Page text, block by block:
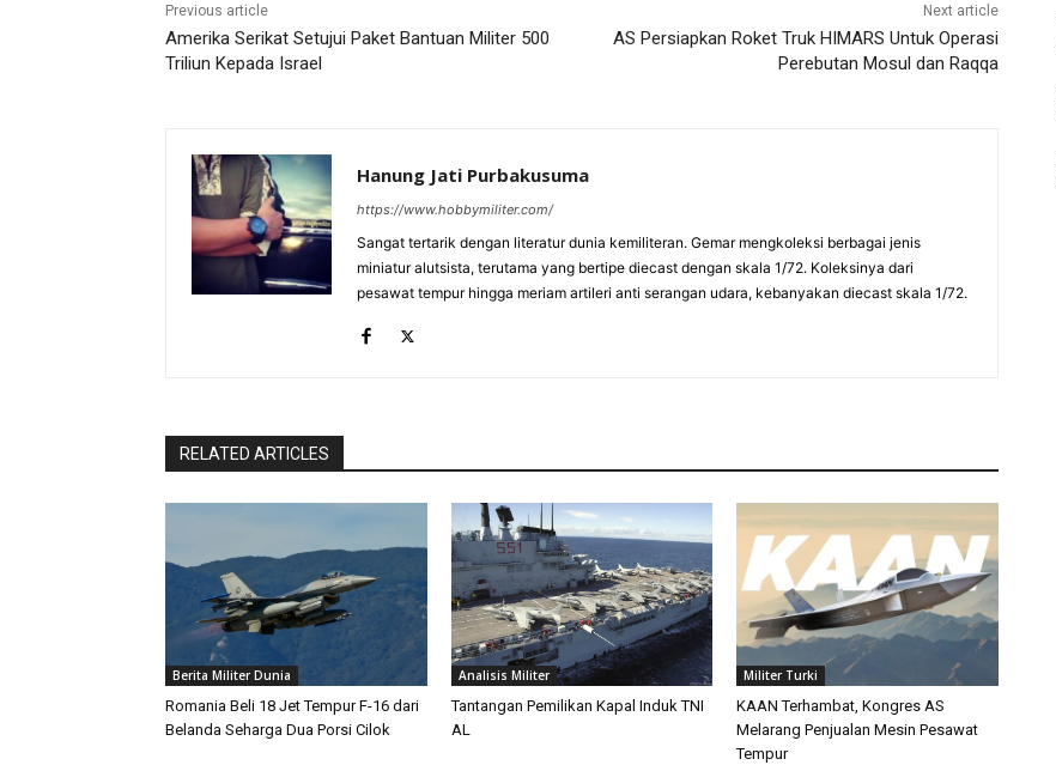
Previous article
Amerika Serikat Setujui Paket Bantuan Militer 500
Triliun Kepada Israel
Next article
AS Persiapkan Roket Truk HIMARS Untuk Operasi
Perebutan Mosul dan Raqqa
Hanung Jati Purbakusuma
https://www.hobbymiliter.com/
Sangat tertarik dengan literatur dunia kemiliteran. Gemar mengkoleksi berbagai jenis
miniatur alutsista, terutama yang bertipe diecast dengan skala 1/72. Koleksinya dari
pesawat tempur hingga meriam artileri anti serangan udara, kebanyakan diecast skala 1/72.
RELATED ARTICLES
Berita Militer Dunia
Romania Beli 18 Jet Tempur F-16 dari
Belanda Seharga Dua Porsi Cilok
Analisis Militer
Tantangan Pemilikan Kapal Induk TNI
AL
Militer Turki
KAAN Terhambat, Kongres AS
Melarang Penjualan Mesin Pesawat
Tempur